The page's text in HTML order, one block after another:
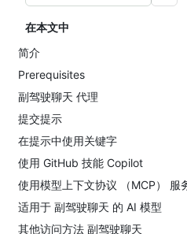
在本文中
简介
Prerequisites
副驾驶聊天 代理
提交提示
在提示中使用关键字
使用 GitHub 技能 Copilot
使用模型上下文协议 （MCP） 服
适用于 副驾驶聊天 的 AI 模型
其他访问方法 副驾驶聊天